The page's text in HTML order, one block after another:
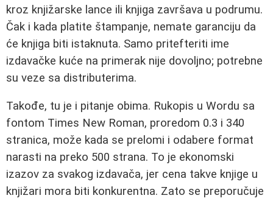
kroz knjižarske lance ili knjiga završava u podrumu.
Čak i kada platite štampanje, nemate garanciju da
će knjiga biti istaknuta. Samo pritefteriti ime
izdavačke kuće na primerak nije dovoljno; potrebne
su veze sa distributerima.
Takođe, tu je i pitanje obima. Rukopis u Wordu sa
fontom Times New Roman, proredom 0.3 i 340
stranica, može kada se prelomi i odabere format
narasti na preko 500 strana. To je ekonomski
izazov za svakog izdavača, jer cena takve knjige u
knjižari mora biti konkurentna. Zato se preporučuje